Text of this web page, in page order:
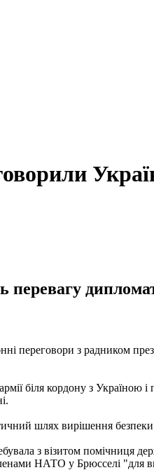
перевагу
переговори з радником
біля кордону з
шлях вирішення безпеки
з візитом помічниця
НАТО у Брюсселі "для